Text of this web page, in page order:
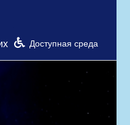
Доступная среда